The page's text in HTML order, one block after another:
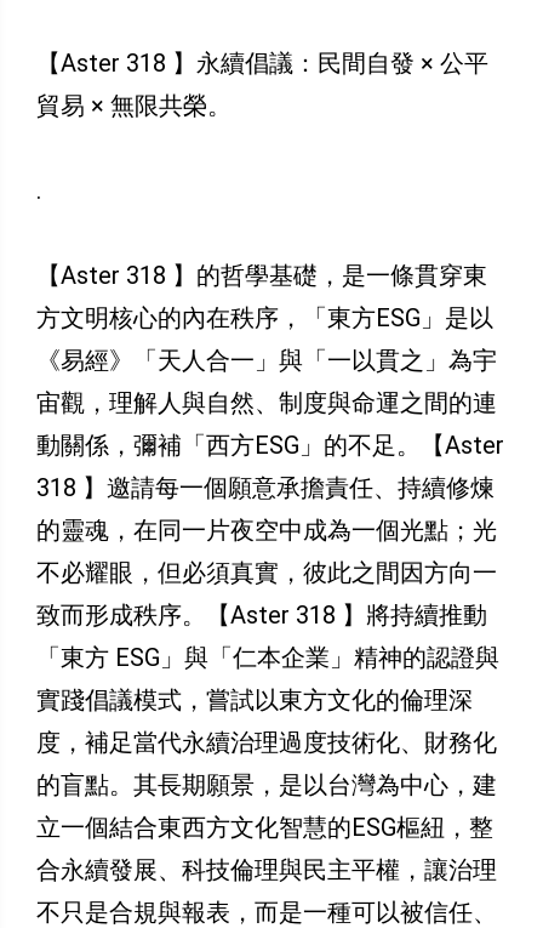
【Aster 318 】永續倡議：民間自發 × 公平
貿易 × 無限共榮。
.
【Aster 318 】的哲學基礎，是一條貫穿東
方文明核心的內在秩序，「東方ESG」是以
《易經》「天人合一」與「一以貫之」為宇
宙觀，理解人與自然、制度與命運之間的連
動關係，彌補「西方ESG」的不足。【Aster
318 】邀請每一個願意承擔責任、持續修煉
的靈魂，在同一片夜空中成為一個光點；光
不必耀眼，但必須真實，彼此之間因方向一
致而形成秩序。【Aster 318 】將持續推動
「東方 ESG」與「仁本企業」精神的認證與
實踐倡議模式，嘗試以東方文化的倫理深
度，補足當代永續治理過度技術化、財務化
的盲點。其長期願景，是以台灣為中心，建
立一個結合東西方文化智慧的ESG樞紐，整
合永續發展、科技倫理與民主平權，讓治理
不只是合規與報表，而是一種可以被信任、